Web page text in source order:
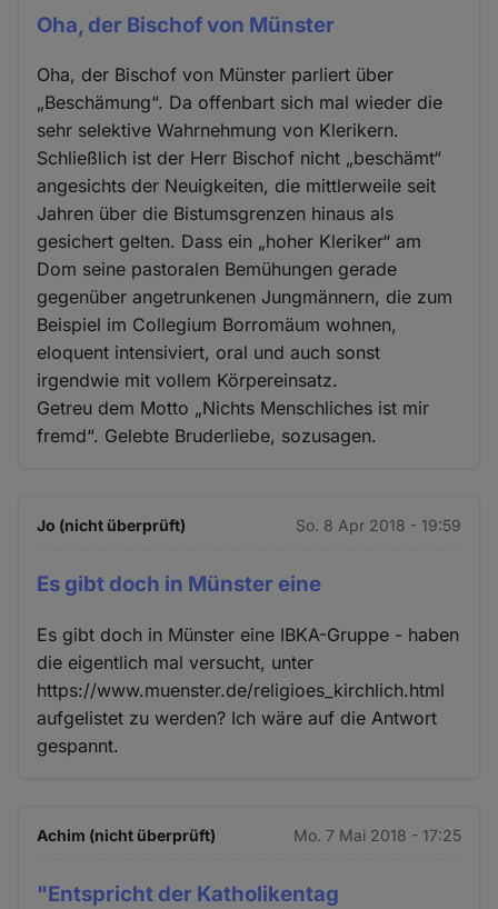
Oha, der Bischof von Münster
Oha, der Bischof von Münster parliert über
„Beschämung“. Da offenbart sich mal wieder die
sehr selektive Wahrnehmung von Klerikern.
Schließlich ist der Herr Bischof nicht „beschämt“
angesichts der Neuigkeiten, die mittlerweile seit
Jahren über die Bistumsgrenzen hinaus als
gesichert gelten. Dass ein „hoher Kleriker“ am
Dom seine pastoralen Bemühungen gerade
gegenüber angetrunkenen Jungmännern, die zum
Beispiel im Collegium Borromäum wohnen,
eloquent intensiviert, oral und auch sonst
irgendwie mit vollem Körpereinsatz.
Getreu dem Motto „Nichts Menschliches ist mir
fremd“. Gelebte Bruderliebe, sozusagen.
Jo (nicht überprüft) So. 8 Apr 2018 - 19:59
Es gibt doch in Münster eine
Es gibt doch in Münster eine IBKA-Gruppe - haben
die eigentlich mal versucht, unter
https://www.muenster.de/religioes_kirchlich.html
aufgelistet zu werden? Ich wäre auf die Antwort
gespannt.
Achim (nicht überprüft) Mo. 7 Mai 2018 - 17:25
"Entspricht der Katholikentag